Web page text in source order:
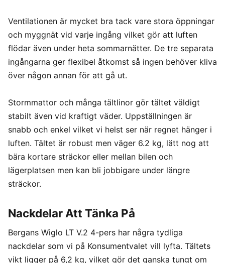
Ventilationen är mycket bra tack vare stora öppningar
och myggnät vid varje ingång vilket gör att luften
flödar även under heta sommarnätter. De tre separata
ingångarna ger flexibel åtkomst så ingen behöver kliva
över någon annan för att gå ut.
Stormmattor och många tältlinor gör tältet väldigt
stabilt även vid kraftigt väder. Uppställningen är
snabb och enkel vilket vi helst ser när regnet hänger i
luften. Tältet är robust men väger 6.2 kg, lätt nog att
bära kortare sträckor eller mellan bilen och
lägerplatsen men kan bli jobbigare under längre
sträckor.
Nackdelar Att Tänka På
Bergans Wiglo LT V.2 4-pers har några tydliga
nackdelar som vi på Konsumentvalet vill lyfta. Tältets
vikt ligger på 6,2 kg, vilket gör det ganska tungt om